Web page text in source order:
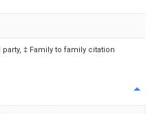
‡ Family to family citation